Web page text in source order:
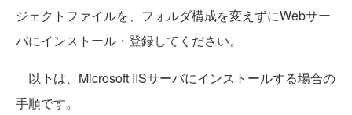
ジェクトファイルを、フォルダ構成を変えずにWebサー
バにインストール・登録してください。
以下は、Microsoft IISサーバにインストールする場合の
手順です。